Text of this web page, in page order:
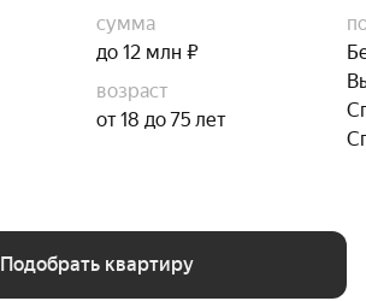
сумма
до 12 млн ₽
возраст
от 18 до 75 лет
Подобрать квартиру